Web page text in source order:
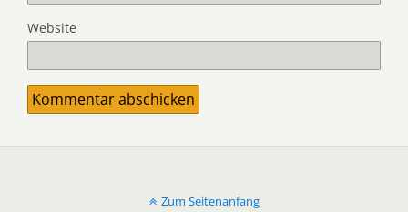
Website
Zum Seitenanfang